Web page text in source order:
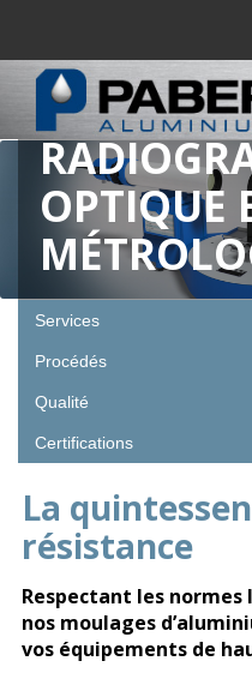
OPTIQUE
Services
Procédés
Qualité
Certifications
La
résistance
Respectant les normes
nos moulages
vos équipements de